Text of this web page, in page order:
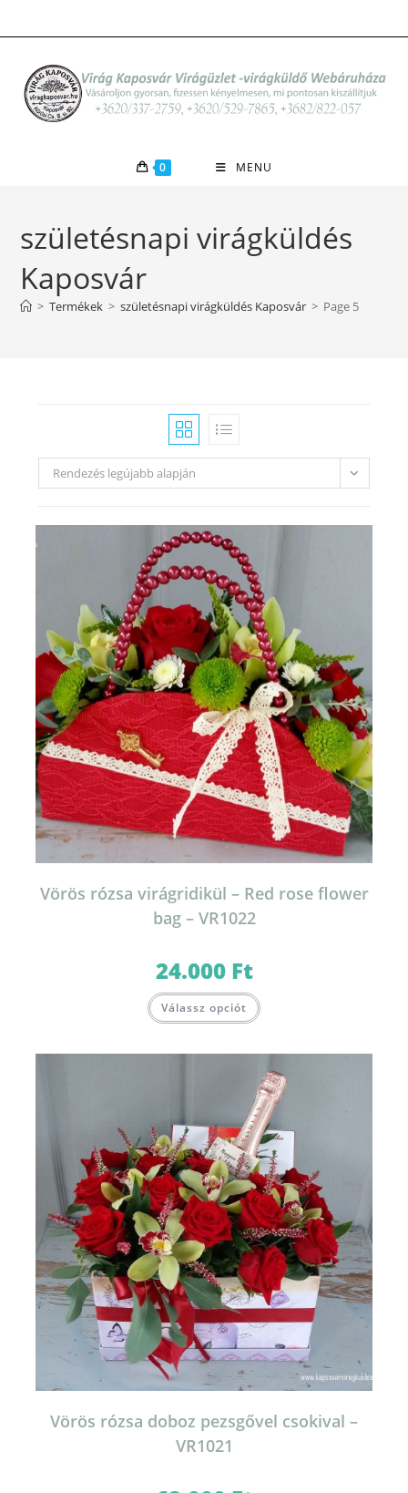
to
0 MENU
születésnapi virágküldés
Kaposvár
> Termékek > születésnapi virágküldés Kaposvár > Page 5
Rendezés legújabb alapján
Vörös rózsa virágridikül – Red rose flower
bag – VR1022
24.000 Ft
Válassz opciót
Vörös rózsa doboz pezsgővel csokival –
VR1021